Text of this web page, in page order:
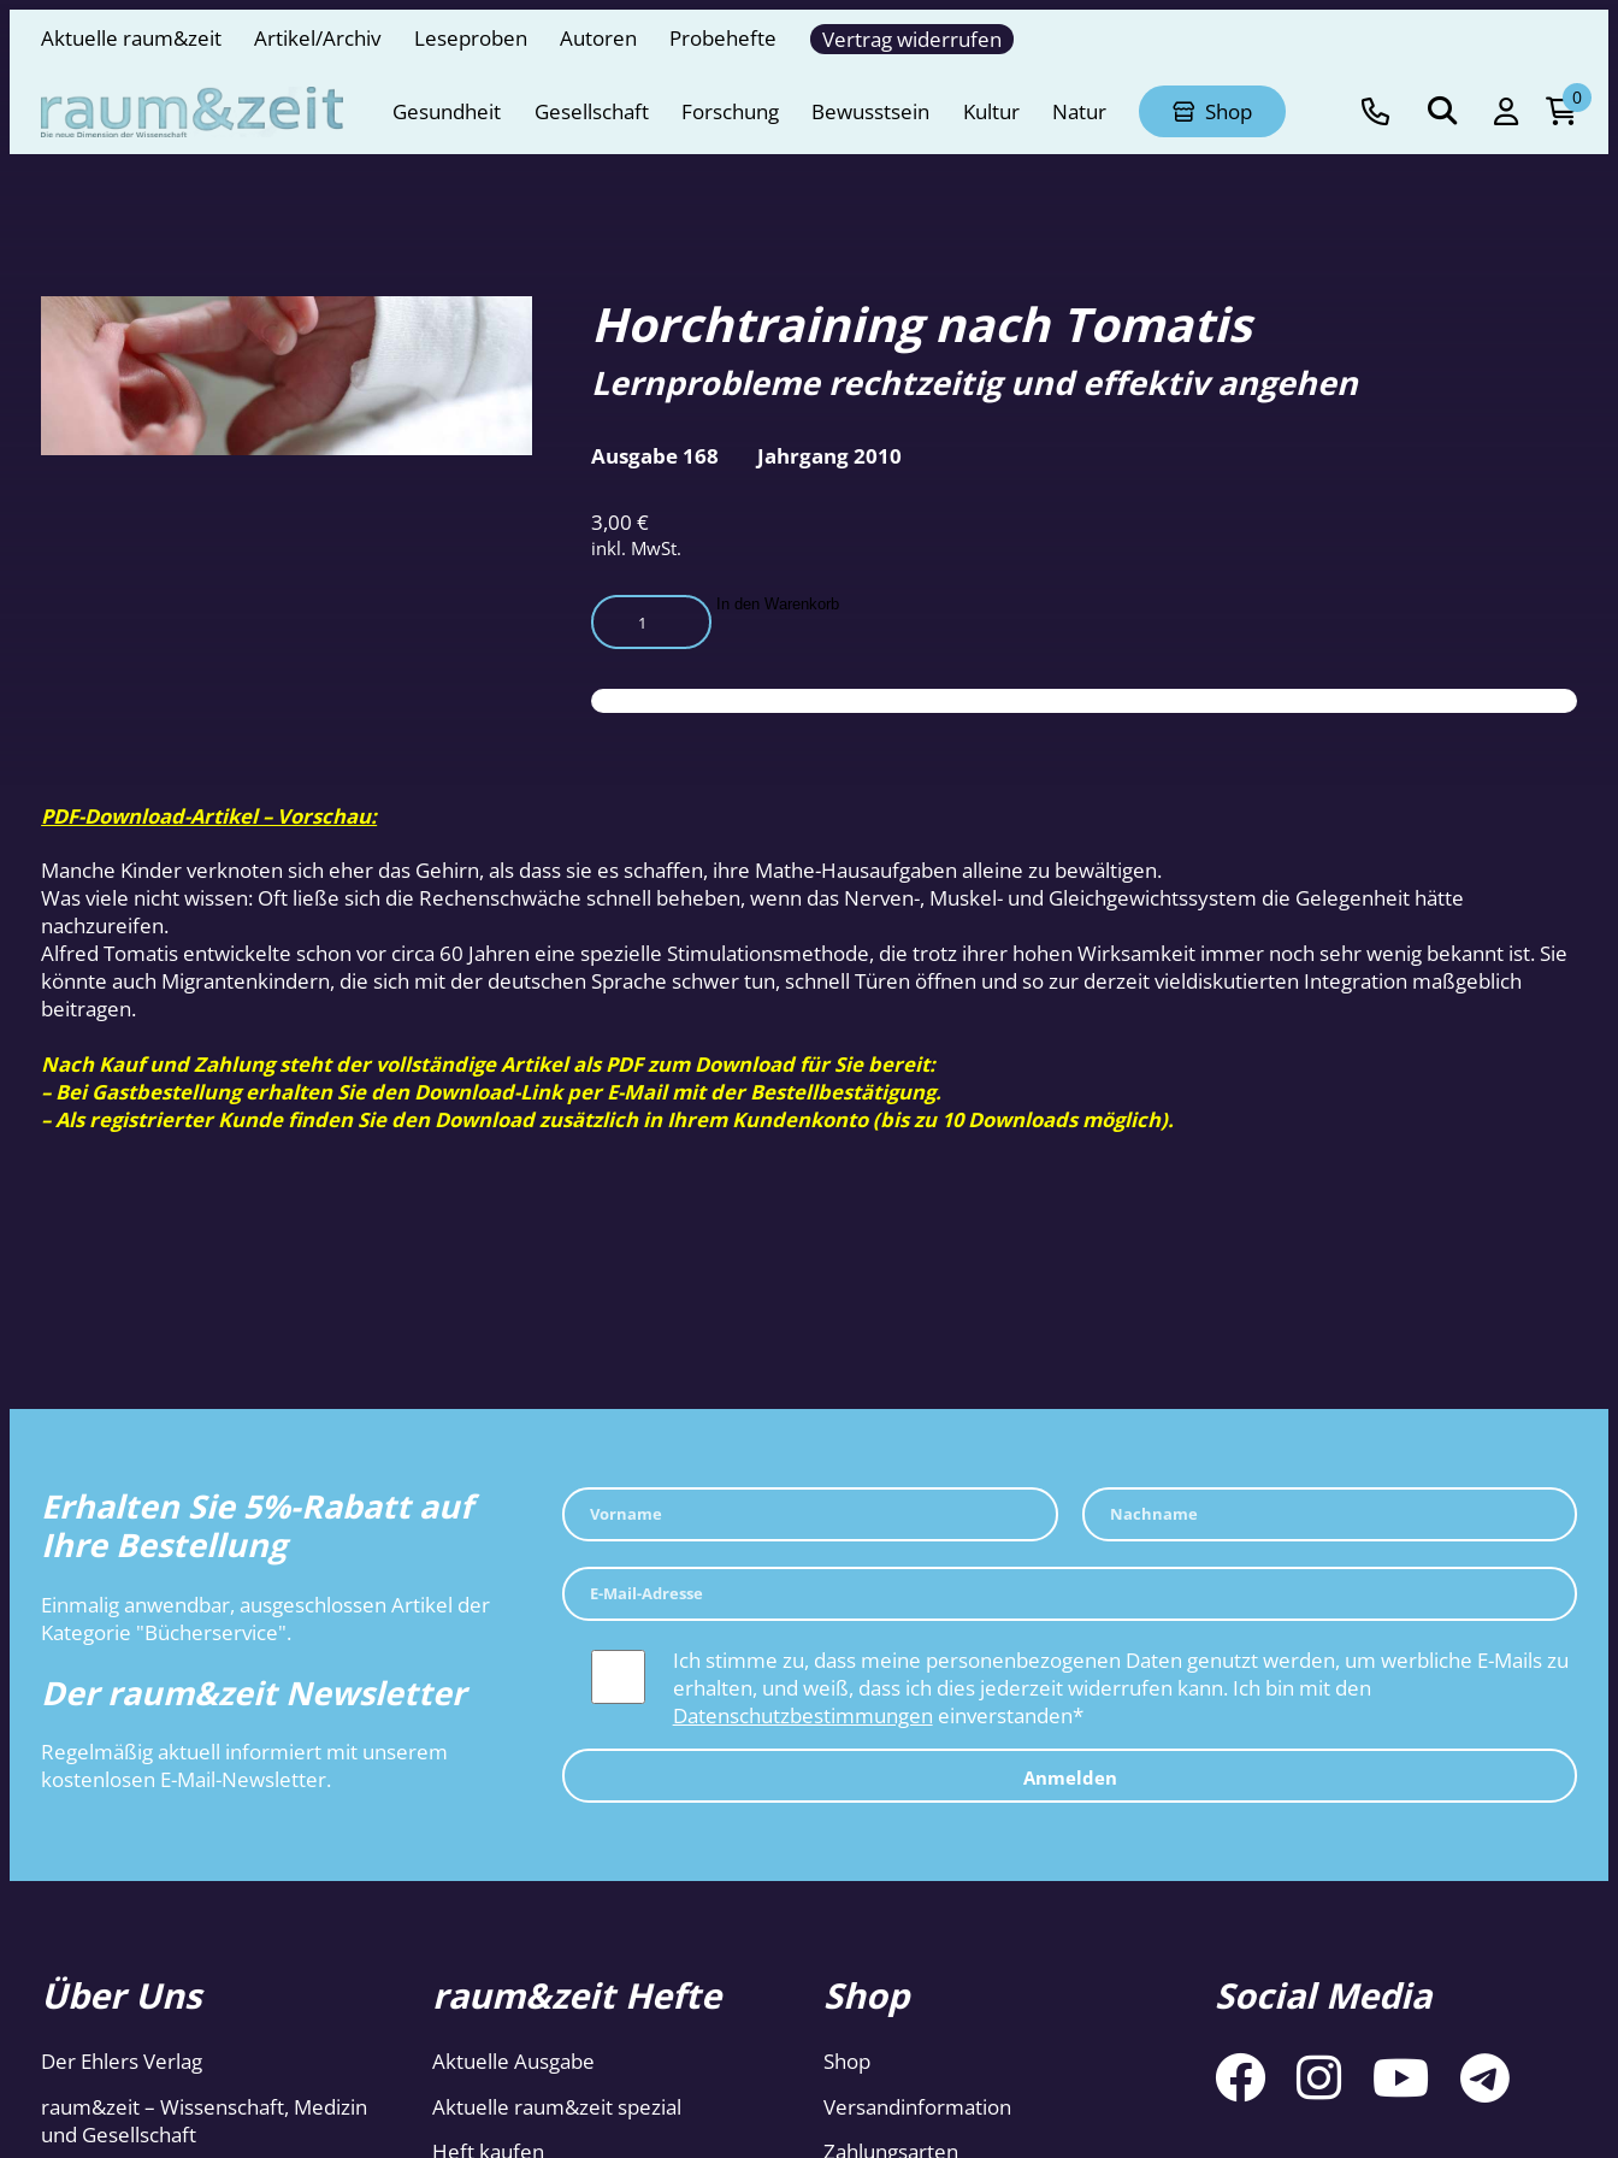
Aktuelle raum&zeit Artikel/Archiv Leseproben Autoren Probehefte Vertrag widerrufen
Gesundheit Gesellschaft Forschung Bewusstsein Kultur Natur Shop
0
Horchtraining nach Tomatis
3,00 €
inkl. MwSt.
Lernprobleme rechtzeitig und effektiv angehen
Horchtraining
nach
Menge
In den Warenkorb
Ausgabe 168 Jahrgang 2010
PDF-Download-Artikel – Vorschau:
Manche Kinder verknoten sich eher das Gehirn, als dass sie es schaffen, ihre Mathe-Hausaufgaben alleine zu bewältigen.
Was viele nicht wissen: Oft ließe sich die Rechenschwäche schnell beheben, wenn das Nerven-, Muskel- und Gleichgewichtssystem die Gelegenheit hätte
nachzureifen.
Alfred Tomatis entwickelte schon vor circa 60 Jahren eine spezielle Stimulationsmethode, die trotz ihrer hohen Wirksamkeit immer noch sehr wenig bekannt ist. Sie
könnte auch Migrantenkindern, die sich mit der deutschen Sprache schwer tun, schnell Türen öffnen und so zur derzeit vieldiskutierten Integration maßgeblich
beitragen.
Nach Kauf und Zahlung steht der vollständige Artikel als PDF zum Download für Sie bereit:
– Bei Gastbestellung erhalten Sie den Download-Link per E-Mail mit der Bestellbestätigung.
– Als registrierter Kunde finden Sie den Download zusätzlich in Ihrem Kundenkonto (bis zu 10 Downloads möglich).
Erhalten Sie 5%-Rabatt auf
Ihre Bestellung
Einmalig anwendbar, ausgeschlossen Artikel der
Kategorie "Bücherservice".
Der raum&zeit Newsletter
Regelmäßig aktuell informiert mit unserem
kostenlosen E-Mail-Newsletter.
Ich stimme zu, dass meine personenbezogenen Daten genutzt werden, um werbliche E-Mails zu
erhalten, und weiß, dass ich dies jederzeit widerrufen kann. Ich bin mit den
Datenschutzbestimmungen einverstanden*
Anmelden
Über Uns
Der Ehlers Verlag
raum&zeit – Wissenschaft, Medizin
und Gesellschaft
raum&zeit Hefte
Aktuelle Ausgabe
Aktuelle raum&zeit spezial
Heft kaufen
Shop
Shop
Versandinformation
Zahlungsarten
Social Media